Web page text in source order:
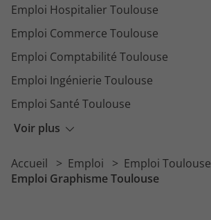
Voir plus
Emploi Hospitalier Toulouse
Emploi Commerce Toulouse
Emploi Comptabilité Toulouse
Emploi Ingénierie Toulouse
Emploi Santé Toulouse
Emploi Restauration Toulouse
Emploi Recherche Toulouse
Accueil Emploi
Emploi Toulouse
Emploi Graphisme Toulouse